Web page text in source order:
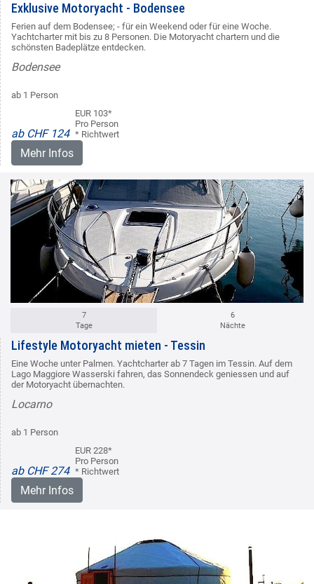
Exklusive Motoryacht - Bodensee
Ferien auf dem Bodensee; - für ein Weekend oder für eine Woche.
Yachtcharter mit bis zu 8 Personen. Die Motoryacht chartern und die
schönsten Badeplätze entdecken.
Bodensee
ab 1 Person
ab CHF 124
EUR 103*
Pro Person
* Richtwert
Mehr Infos
7
Tage
6
Nächte
Lifestyle Motoryacht mieten - Tessin
Eine Woche unter Palmen. Yachtcharter ab 7 Tagen im Tessin. Auf dem
Lago Maggiore Wasserski fahren, das Sonnendeck geniessen und auf
der Motoryacht übernachten.
Locarno
ab 1 Person
ab CHF 274
EUR 228*
Pro Person
* Richtwert
Mehr Infos